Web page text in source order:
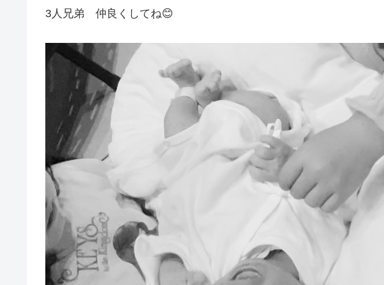
3人兄弟 仲良くしてね😊